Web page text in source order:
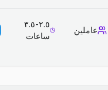
عاملين
٢.٥-٣.٥
ساعات